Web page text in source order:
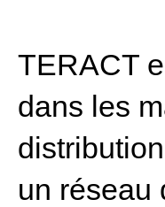
TERACT
dans les
un réseau